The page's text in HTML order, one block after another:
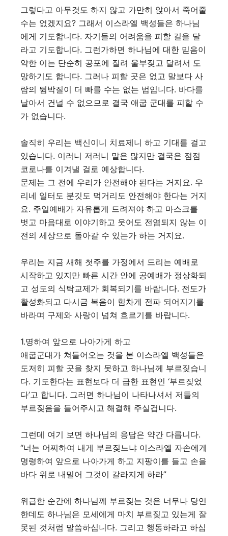
그렇다고 아무것도 하지 않고 가만히 앉아서 죽어줄
수는 없겠지요? 그래서 이스라엘 백성들은 하나님
에게 기도합니다. 자기들의 어려움을 피할 길을 달
라고 기도합니다. 그런가하면 하나님에 대한 믿음이
약한 이는 단순히 공포에 질려 울부짖고 달려서 도
망하기도 합니다. 그러나 피할 곳은 없고 말보다 사
람의 뜀박질이 더 빠를 수는 없는 법입니다. 바다를
날아서 건널 수 없으므로 결국 애굽 군대를 피할 수
가 없습니다.
솔직히 우리는 백신이니 치료제니 하고 기대를 걸고
있습니다. 이러니 저러니 말은 많지만 결국은 점점
코로나를 이겨낼 걸로 예상합니다.
문제는 그 전에 우리가 안전해야 된다는 거지요. 우
리네 일터도 분깃도 먹거리도 안전해야 한다는 거지
요. 주일예배가 자유롭게 드려져야 하고 마스크를
벗고 마음대로 이야기하고 웃어도 전염되지 않는 이
전의 세상으로 돌아갈 수 있는가 하는 거지요.
우리는 지금 새해 첫주를 가정에서 드리는 예배로
시작하고 있지만 빠른 시간 안에 공예배가 정상화되
고 성도의 식탁교제가 회복되기를 바랍니다. 전도가
활성화되고 다시금 복음이 힘차게 전파 되어지기를
바라며 구제와 사랑이 넘쳐 흐르기를 바랍니다.
1.명하여 앞으로 나아가게 하고
애굽군대가 쳐들어오는 것을 본 이스라엘 백성들은
도저히 피할 곳을 찾지 못하고 하나님께 부르짖습니
다. 기도한다는 표현보다 더 급한 표현인 ‘부르짖었
다’고 합니다. 그러면 하나님이 나타나셔서 저들의
부르짖음을 들어주시고 해결해 주실겁니다.
그런데 여기 보면 하나님의 응답은 약간 다릅니다.
“너는 어찌하여 내게 부르짖느냐 이스라엘 자손에게
명령하여 앞으로 나아가게 하고 지팡이를 들고 손을
바다 위로 내밀어 그것이 갈라지게 하라”
위급한 순간에 하나님께 부르짖는 것은 너무나 당연
한데도 하나님은 모세에게 마치 부르짖고 있는게 잘
못된 것처럼 말씀하십니다. 그리고 행동하라고 하십